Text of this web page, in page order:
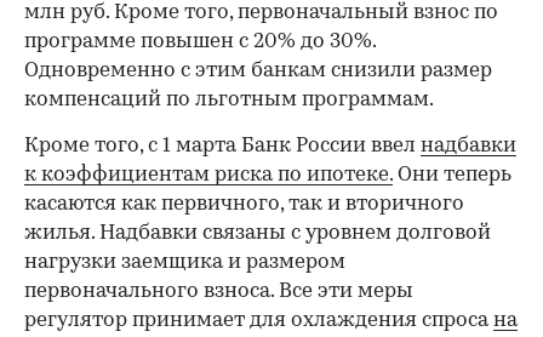
00:00 / 00:00
млн руб. Кроме того, первоначальный взнос по
программе повышен с 20% до 30%.
Одновременно с этим банкам снизили размер
компенсаций по льготным программам.
Кроме того, с 1 марта Банк России ввел надбавки
к коэффициентам риска по ипотеке. Они теперь
касаются как первичного, так и вторичного
жилья. Надбавки связаны с уровнем долговой
нагрузки заемщика и размером
первоначального взноса. Все эти меры
регулятор принимает для охлаждения спросана